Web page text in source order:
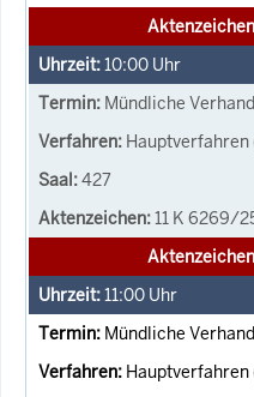
10:00 Uhr
Mündliche
Hauptverfahren
427
11 K 6269/
11:00 Uhr
Mündliche
Hauptverfahren